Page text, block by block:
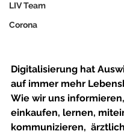
LIV Team
Corona
Digitalisierung hat
auf immer mehr
Wie wir uns
einkaufen, lernen,
kommunizieren,